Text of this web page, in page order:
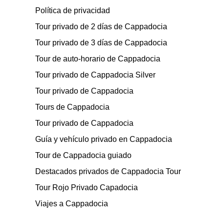
Política de privacidad
Tour privado de 2 días de Cappadocia
Tour privado de 3 días de Cappadocia
Tour de auto-horario de Cappadocia
Tour privado de Cappadocia Silver
Tour privado de Cappadocia
Tours de Cappadocia
Tour privado de Cappadocia
Guía y vehículo privado en Cappadocia
Tour de Cappadocia guiado
Destacados privados de Cappadocia Tour
Tour Rojo Privado Capadocia
Viajes a Cappadocia